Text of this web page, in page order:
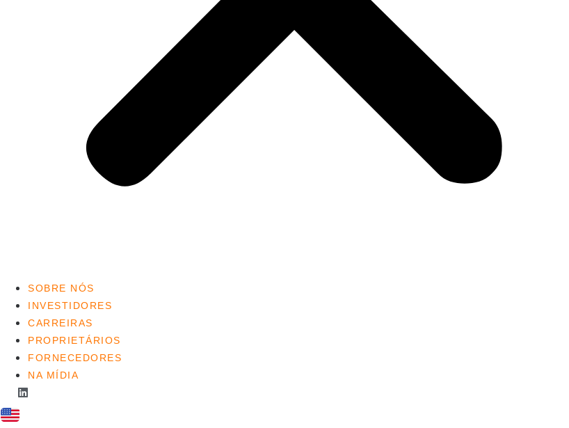
SOBRE NÓS
INVESTIDORES
CARREIRAS
PROPRIETÁRIOS
FORNECEDORES
NA MÍDIA